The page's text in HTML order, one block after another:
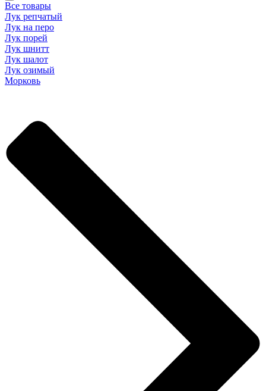
Все товары
Лук репчатый
Лук на перо
Лук порей
Лук шнитт
Лук шалот
Лук озимый
Морковь